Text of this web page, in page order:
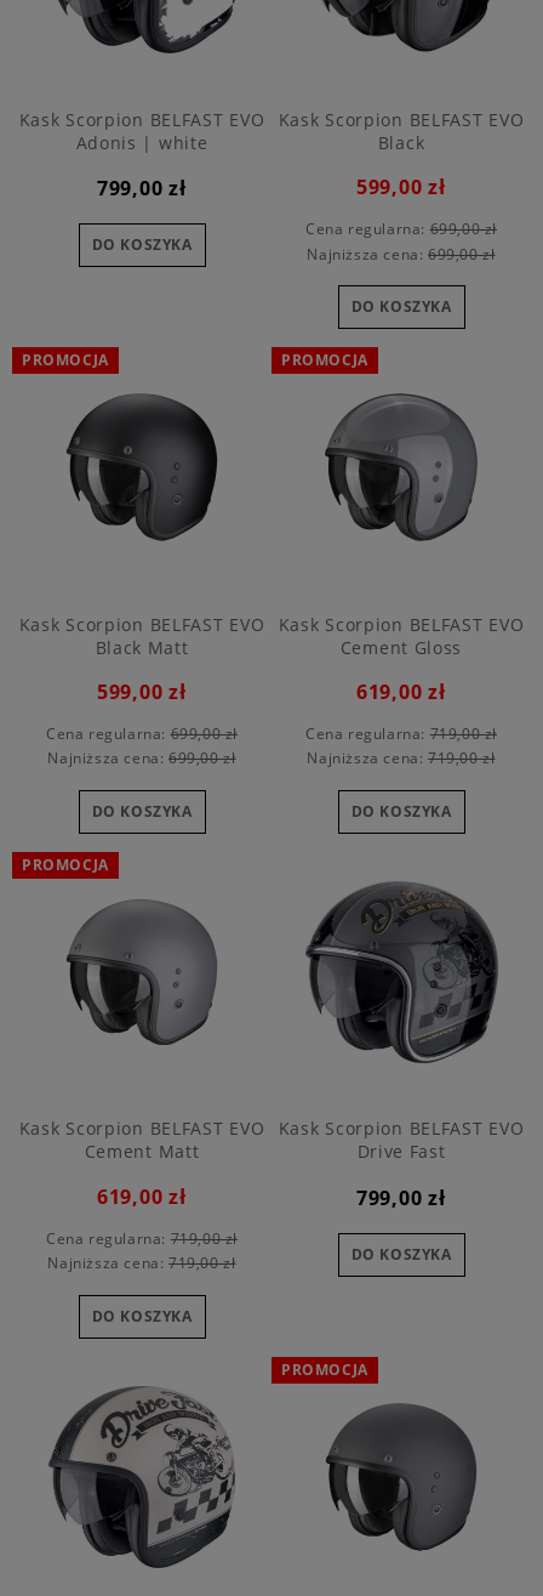
Kask Scorpion BELFAST EVO
Adonis | white
799,00 zł
DO KOSZYKA
Kask Scorpion BELFAST EVO
Black
599,00 zł
Cena regularna:699,00 zł
Najniższa cena:699,00 zł
DO KOSZYKA
Kask Scorpion BELFAST EVO
Black Matt
599,00 zł
Cena regularna:699,00 zł
Najniższa cena:699,00 zł
DO KOSZYKA
PROMOCJA
Kask Scorpion BELFAST EVO
Cement Gloss
619,00 zł
Cena regularna:719,00 zł
Najniższa cena:719,00 zł
DO KOSZYKA
PROMOCJA
Kask Scorpion BELFAST EVO
Cement Matt
619,00 zł
Cena regularna:719,00 zł
Najniższa cena:719,00 zł
DO KOSZYKA
PROMOCJA
Kask Scorpion BELFAST EVO
Drive Fast
799,00 zł
DO KOSZYKA
PROMOCJA